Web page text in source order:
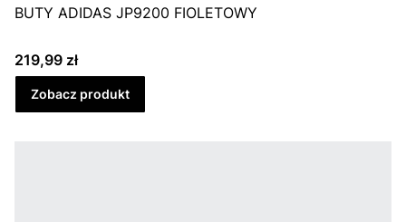
BUTY ADIDAS JP9200 FIOLETOWY
Cena
219,99 zł
Zobacz produkt